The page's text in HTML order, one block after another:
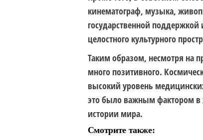
кинематограф, музыка,
государственной
целостного культурного
Таким образом, несмотря на
много позитивного.
высокий уровень
это было важным фактором
истории мира.
Смотрите также: